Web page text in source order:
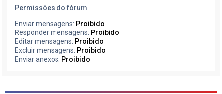
Permissões do fórum
Enviar mensagens: Proibido
Responder mensagens: Proibido
Editar mensagens: Proibido
Excluir mensagens: Proibido
Enviar anexos: Proibido